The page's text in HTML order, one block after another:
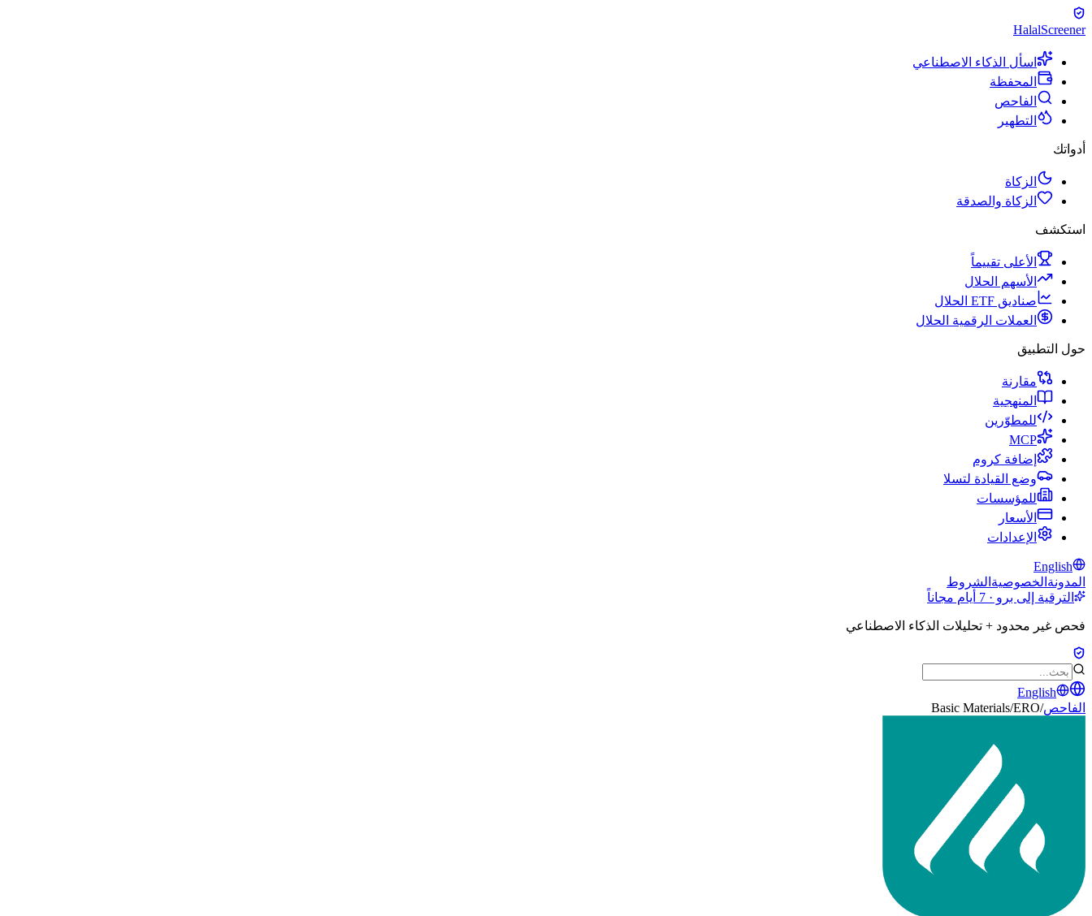
HalalScreener
اسأل الذكاء الاصطناعي
المحفظة
الفاحص
التطهير
أدواتك
الزكاة
الزكاة والصدقة
استكشف
الأعلى تقييماً
الأسهم الحلال
صناديق ETF الحلال
العملات الرقمية الحلال
حول التطبيق
مقارنة
المنهجية
للمطوّرين
MCP
إضافة كروم
وضع القيادة لتسلا
للمؤسسات
الأسعار
الإعدادات
English
المدونة الخصوصية الشروط
الترقية إلى برو · 7 أيام مجاناً
فحص غير محدود + تحليلات الذكاء الاصطناعي
English
الفاحص/
Basic Materials/ERO